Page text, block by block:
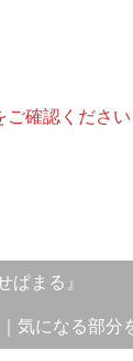
ご確認ください
ぱまる』
気になる部分